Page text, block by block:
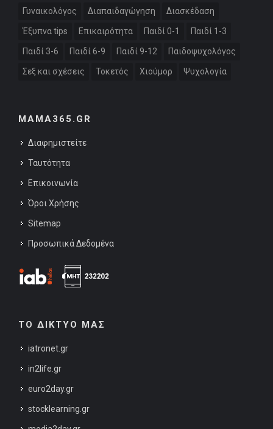
Γυναικολόγος Διαπαιδαγώγηση Διασκέδαση
Έξυπνα tips Επικαιρότητα Παιδί 0-1 Παιδί 1-3
Παιδί 3-6 Παιδί 6-9 Παιδί 9-12 Παιδοψυχολόγος
Σεξ και σχέσεις Τοκετός Χιούμορ Ψυχολογία
MAMA365.GR
Διαφημιστείτε
Ταυτότητα
Επικοινωνία
Όροι Χρήσης
Sitemap
Προσωπικά Δεδομένα
ΤΟ ΔΙΚΤΥΟ ΜΑΣ
iatronet.gr
in2life.gr
euro2day.gr
stocklearning.gr